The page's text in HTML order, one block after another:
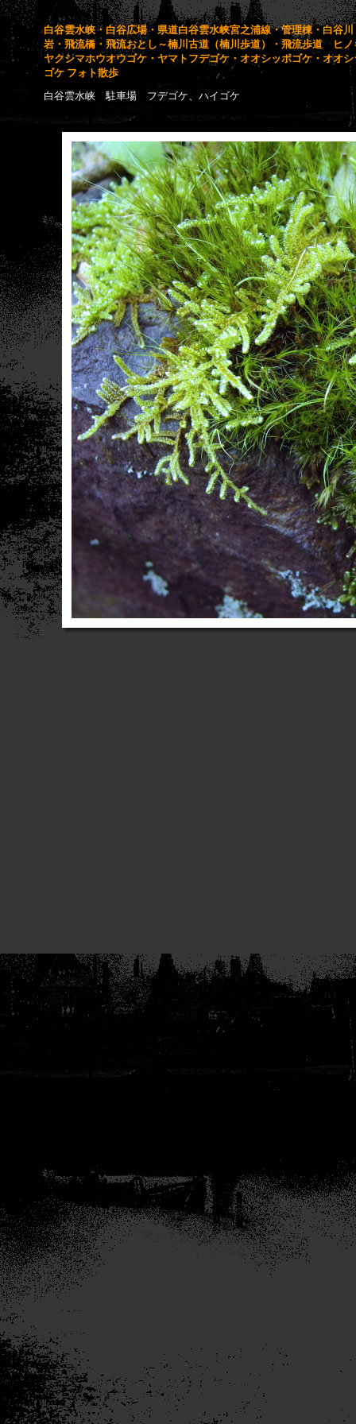
白谷雲水峡・白谷広場・県道白谷雲水峡宮之浦線・管理棟・白谷
岩・飛流橋・飛流おとし～楠川古道（楠川歩道）・飛流歩道 ヒ
ヤクシマホウオウゴケ・ヤマトフデゴケ・オオシッポゴケ・オオ
ゴケ フォト散歩
白谷雲水峡 駐車場 フデゴケ、ハイゴケ